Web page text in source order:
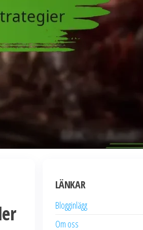
LÄNKAR
Blogginlägg
Om oss